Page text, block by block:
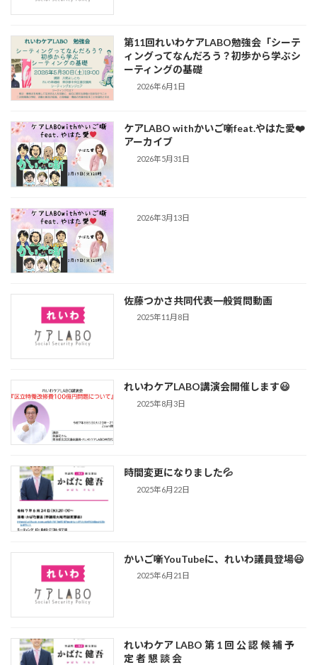
第11回れいわケアLABO勉強会「シーテ
ィングってなんだろう？初歩から学ぶシ
ーティングの基礎
2026年6月1日
ケアLABO withかいご噺feat.やはた愛❤️
アーカイブ
2026年5月31日
2026年3月13日
佐藤つかさ共同代表一般質問動画
2025年11月8日
れいわケアLABO講演会開催します😃
2025年8月3日
時間変更になりました💦
2025年6月22日
かいご噺YouTubeに、れいわ議員登場😃
2025年6月21日
れいわケア LABO 第 1 回 公 認 候 補 予
定 者 懇 談 会